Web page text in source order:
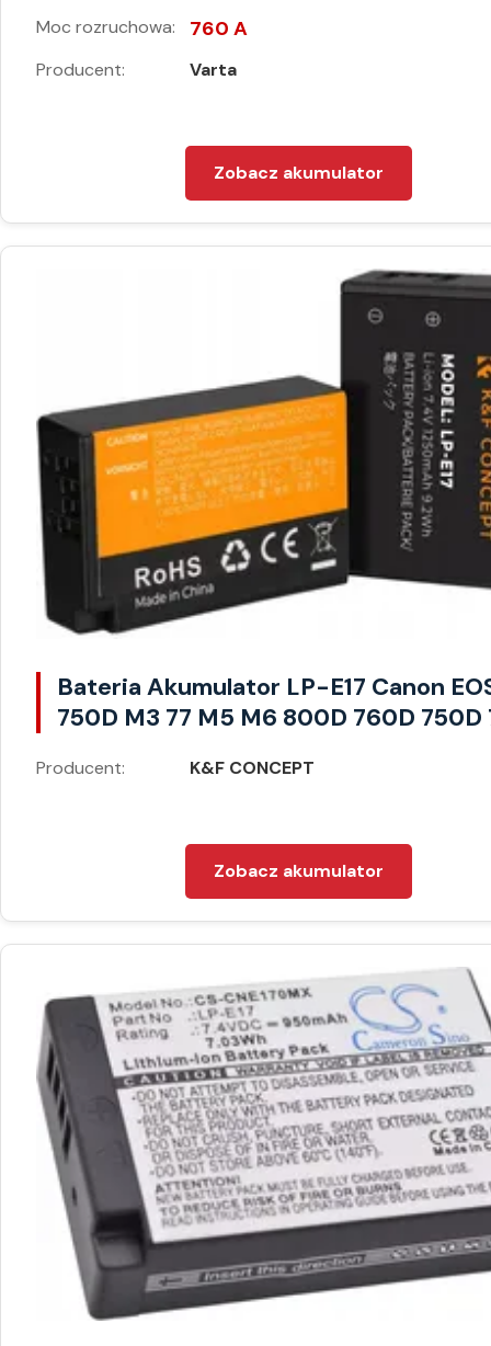
Moc rozruchowa: 760 A
Producent: Varta
Zobacz akumulator
Bateria Akumulator LP-E17 Canon
750D M3 77 M5 M6 800D 760D 750D
Producent: K&F CONCEPT
Zobacz akumulator